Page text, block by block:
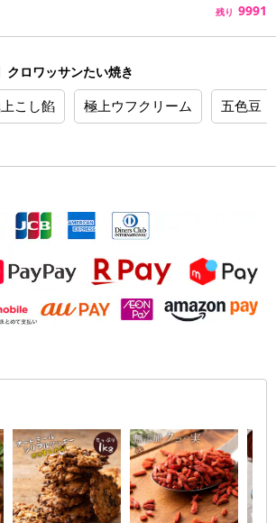
残り 9991
クロワッサンたい焼き
こし餡 極上ウフクリーム 五色豆